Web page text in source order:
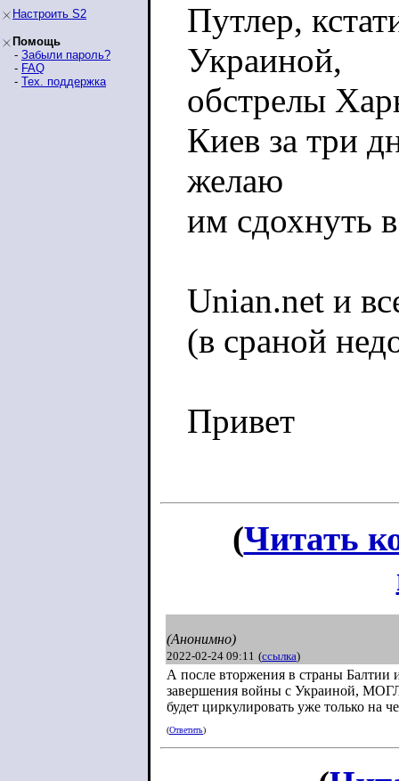
Настроить S2
Помощь
- Забыли пароль?
- FAQ
- Тех. поддержка
Путлер,
Украиной,
обстрелы
Киев за три
желаю
им сдохнуть
Unian.net и
(в сраной
Привет
(Читать
(Анонимно)
2022-02-24 09:11 (ссылка)
А после вторжения в страны Балтии
завершения войны с Украиной,
будет циркулировать уже только на
(Ответить)